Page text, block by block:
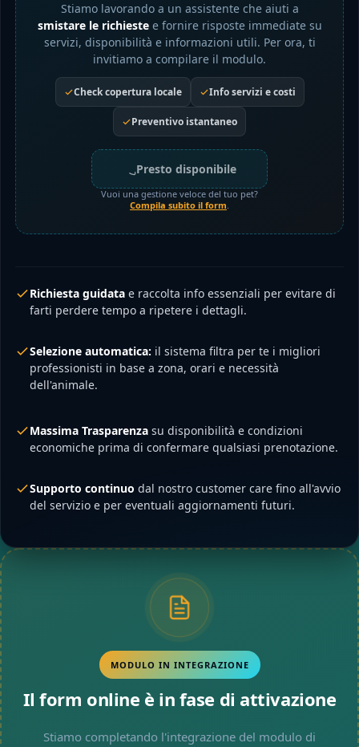
Stiamo lavorando a un assistente che aiuti a
smistare le richiestee fornire risposte immediate su
servizi, disponibilità e informazioni utili. Per ora, ti
invitiamo a compilare il modulo.
Check copertura locale Info servizi e costi
Preventivo istantaneo
Presto disponibile
Vuoi una gestione veloce del tuo pet?
Compila subito il form.
Richiesta guidata e raccolta info essenziali per evitare di
farti perdere tempo a ripetere i dettagli.
Selezione automatica: il sistema filtra per te i migliori
professionisti in base a zona, orari e necessità
dell'animale.
Massima Trasparenza su disponibilità e condizioni
economiche prima di confermare qualsiasi prenotazione.
Supporto continuo dal nostro customer care fino all'avvio
del servizio e per eventuali aggiornamenti futuri.
MODULO IN INTEGRAZIONE
Il form online è in fase di attivazione
Stiamo completando l'integrazione del modulo di